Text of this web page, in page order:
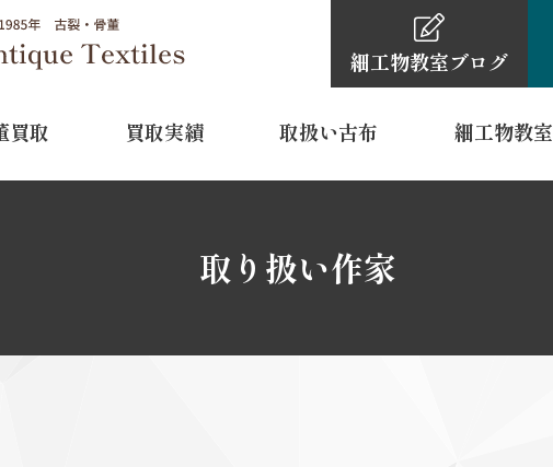
細工物教室ブログ
TEL
買取 買取実績 取扱い古布 細工物教室
取り扱い作家